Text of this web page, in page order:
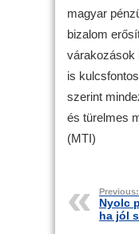
magyar
bizalom
várakozások
is
szerint
és türelmes
(MTI)
Previous:
Nyolc
ha jól